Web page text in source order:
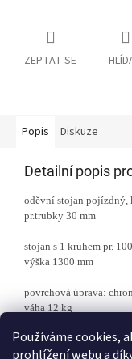
Používáme cookies,
prohlížení webu a
ZEPTAT SE
Popis Diskuze
Detailní popis
oděvní stojan pojízdný,
pr.trubky 30 mm
stojan s 1 kruhem pr.
výška 1300 mm
povrchová úprava:
váha 12 kg